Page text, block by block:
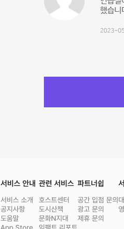
했습
2023-
서비스 안내
서비스 소개
공지사항
도움말
관련 서비스
호스트센터
도시산책
문화N지대
파트너쉽
공간 입점 문의
광고 문의
제휴 문의